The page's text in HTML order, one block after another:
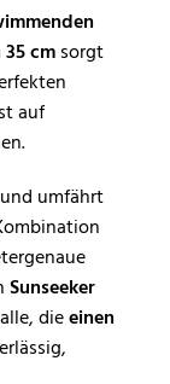
cmsorgt
auf
umfährt
Sunseeker
dieeinen